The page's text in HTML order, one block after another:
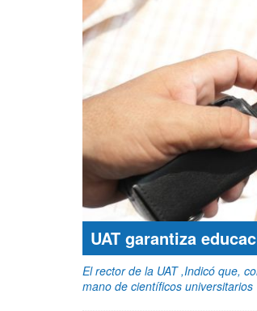
UAT garantiza
El rector de la UAT ,Indicó que,
mano de científicos universitarios